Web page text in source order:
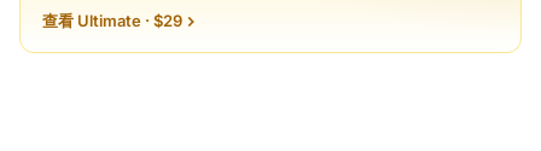
查看 Ultimate · $29